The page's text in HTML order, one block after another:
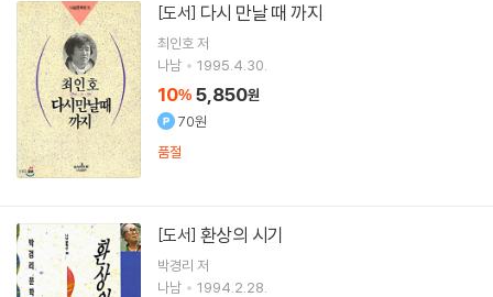
[도서] 다시 만날 때 까지
최인호저
나남
1995.4.30.
10% 5,850원
70원
품절
[도서] 환상의 시기
박경리 저
나남
1994.2.28.